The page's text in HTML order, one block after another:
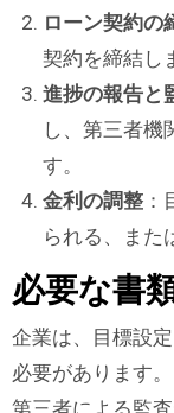
ローン契約の
契約を締結し
進捗の報告と
し、第三者機
す。
金利の調整：
られる、また
必要な書
企業は、目標設
必要があります